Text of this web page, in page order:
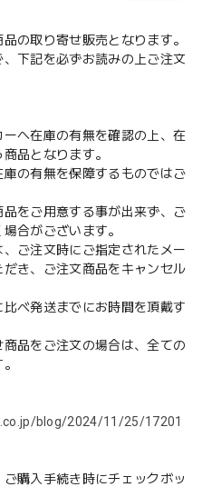
の取り寄せ販売となります。
下記を必ずお読みの上ご注文
ーへ在庫の有無を確認の上、在
品となります。
庫の有無を保障するものではご
品をご用意する事が出来ず、ご
合がございます。
ご注文時にご指定されたメー
き、ご注文商品をキャンセル
べ発送までにお時間を頂戴す
品をご注文の場合は、全ての
blog/2024/11/25/17201
購入手続き時にチェックボッ